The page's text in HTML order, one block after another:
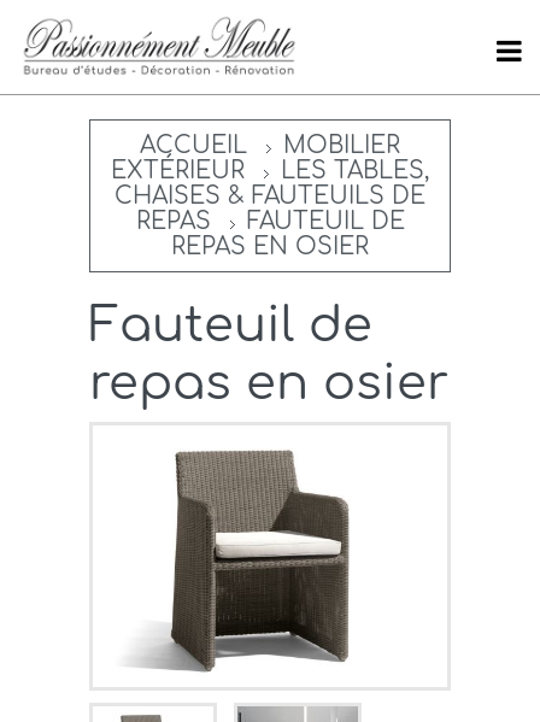
ACCUEIL
MOBILIER
EXTÉRIEUR
LES TABLES,
CHAISES & FAUTEUILS DE
REPAS
FAUTEUIL DE
REPAS EN OSIER
Fauteuil de
repas en osier